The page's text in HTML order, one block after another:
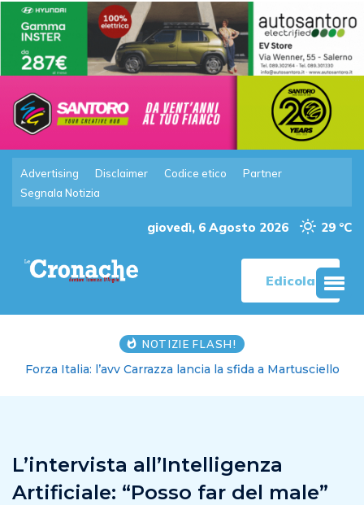
Advertising Disclaimer Codice etico
Partner
Segnala Notizia
giovedì, 6 Agosto 2026 29 °C
Edicola
NOTIZIE FLASH!
Forza Italia: l’avv Carrazza lancia la sfida a Martusciello
L’intervista all’Intelligenza
Artificiale: “Posso far del male”